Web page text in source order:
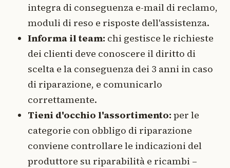
integra di conseguenza e-mail di reclamo,
moduli di reso e risposte dell'assistenza.
Informa il team: chi gestisce le richieste
dei clienti deve conoscere il diritto di
scelta e la conseguenza dei 3 anni in caso
di riparazione, e comunicarlo
correttamente.
Tieni d'occhio l'assortimento: per le
categorie con obbligo di riparazione
conviene controllare le indicazioni del
produttore su riparabilità e ricambi –